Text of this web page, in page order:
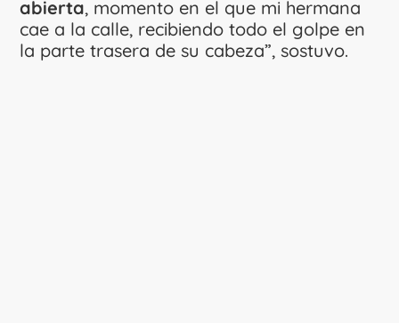
abierta, momento en el que mi hermana
cae a la calle, recibiendo todo el golpe en
la parte trasera de su cabeza”, sostuvo.